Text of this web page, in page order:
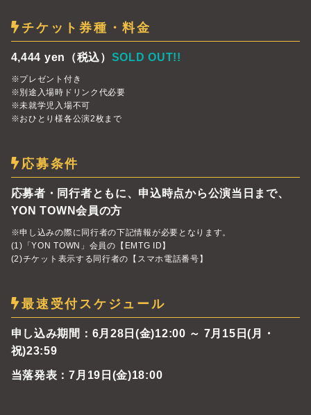
チケット券種・料金
4,444 yen（税込） SOLD OUT!!
※プレゼント付き
※別途入場時ドリンク代必要
※未就学児入場不可
※おひとり様各公演2枚まで
応募条件
応募者・同行者ともに、申込時点から公演当日まで、
YON TOWN会員の方
※申し込みの際に同行者の下記情報が必要となります。
(1)「YON TOWN」会員の【EMTG ID】
(2)チケット表示する同行者の【スマホ電話番号】
最速受付スケジュール
申し込み期間：6月28日(金)12:00 ～ 7月15日(月・
祝)23:59
当落発表：7月19日(金)18:00